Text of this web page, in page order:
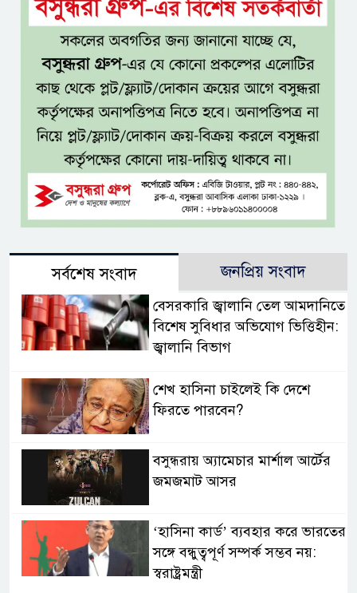
সর্বশেষ সংবাদ জনপ্রিয় সংবাদ
বেসরকারি জ্বালানি তেল আমদানিতে
বিশেষ সুবিধার অভিযোগ ভিত্তিহীন:
জ্বালানি বিভাগ
শেখ হাসিনা চাইলেই কি দেশে
ফিরতে পারবেন?
বসুন্ধরায় অ্যামেচার মার্শাল আর্টের
জমজমাট আসর
‘হাসিনা কার্ড’ ব্যবহার করে ভারতের
সঙ্গে বন্ধুত্বপূর্ণ সম্পর্ক সম্ভব নয়:
স্বরাষ্ট্রমন্ত্রী